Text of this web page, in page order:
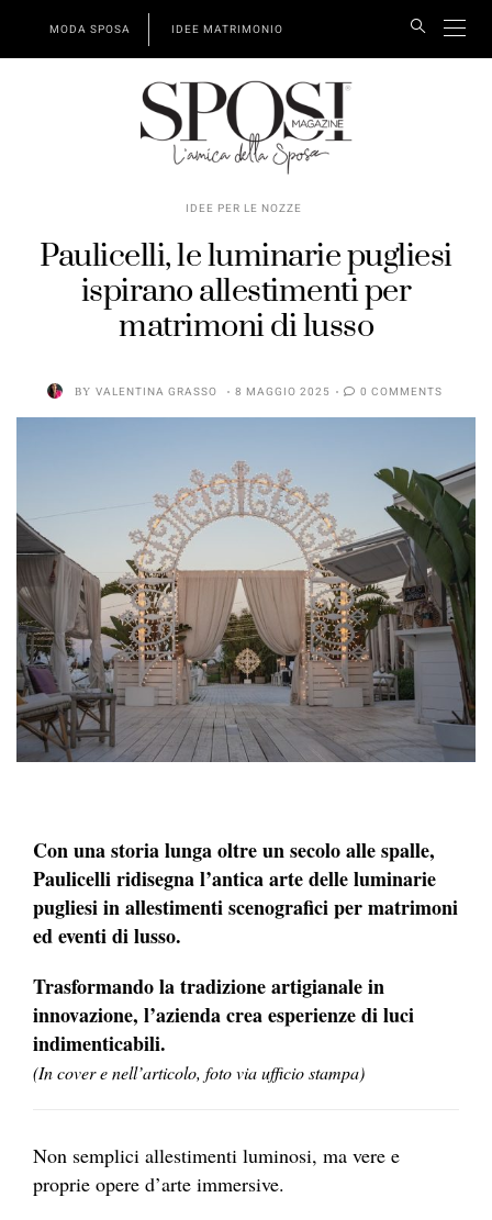
MODA SPOSA IDEE MATRIMONIO
IDEE PER LE NOZZE
Paulicelli, le luminarie pugliesi
ispirano allestimenti per
matrimoni di lusso
BY VALENTINA GRASSO 8 MAGGIO 2025 0 COMMENTS
Con una storia lunga oltre un secolo alle spalle,
Paulicelli ridisegna l’antica arte delle luminarie
pugliesi in allestimenti scenografici per matrimoni
ed eventi di lusso.
Trasformando la tradizione artigianale in
innovazione, l’azienda crea esperienze di luci
indimenticabili.
(In cover e nell’articolo, foto via ufficio stampa)
Non semplici allestimenti luminosi, ma vere e
proprie opere d’arte immersive.